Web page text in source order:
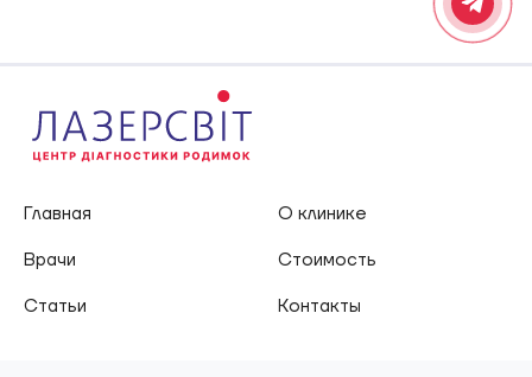
Главная О клинике
Врачи Стоимость
Статьи Контакты